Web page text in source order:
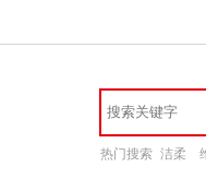
热门搜索 洁柔